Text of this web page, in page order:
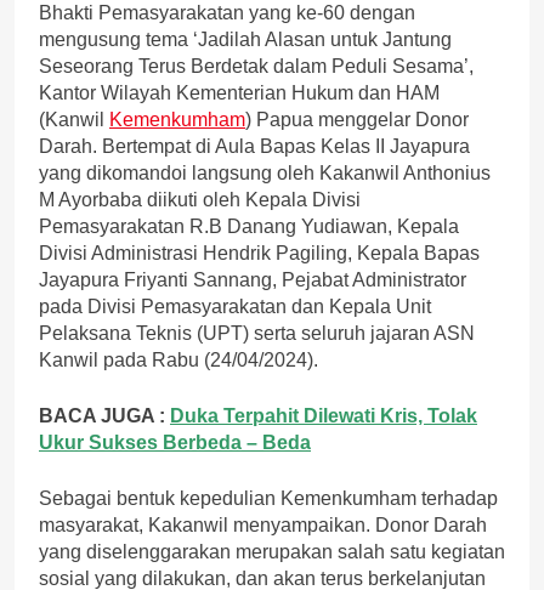
Bhakti Pemasyarakatan yang ke-60 dengan
mengusung tema ‘Jadilah Alasan untuk Jantung
Seseorang Terus Berdetak dalam Peduli Sesama’,
Kantor Wilayah Kementerian Hukum dan HAM
(Kanwil
Kemenkumham) Papua menggelar Donor
Darah. Bertempat di Aula Bapas Kelas II Jayapura
yang dikomandoi langsung oleh Kakanwil Anthonius
M Ayorbaba diikuti oleh Kepala Divisi
Pemasyarakatan R.B Danang Yudiawan, Kepala
Divisi Administrasi Hendrik Pagiling, Kepala Bapas
Jayapura Friyanti Sannang, Pejabat Administrator
pada Divisi Pemasyarakatan dan Kepala Unit
Pelaksana Teknis (UPT) serta seluruh jajaran ASN
Kanwil pada Rabu (24/04/2024).
BACA JUGA : Duka Terpahit Dilewati Kris, Tolak
Ukur Sukses Berbeda – Beda
Sebagai bentuk kepedulian Kemenkumham terhadap
masyarakat, Kakanwil menyampaikan. Donor Darah
yang diselenggarakan merupakan salah satu kegiatan
sosial yang dilakukan, dan akan terus berkelanjutan